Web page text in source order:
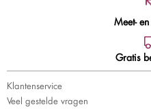
Meet-
Gratis
Klantenservice
Veel gestelde vragen